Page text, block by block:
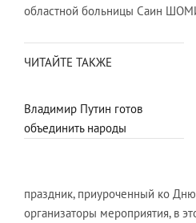
областной больницы Саин
ЧИТАЙТЕ ТАКЖЕ
Владимир Путин готов
объединить народы
праздник, приуроченный ко
организаторы мероприятия, в